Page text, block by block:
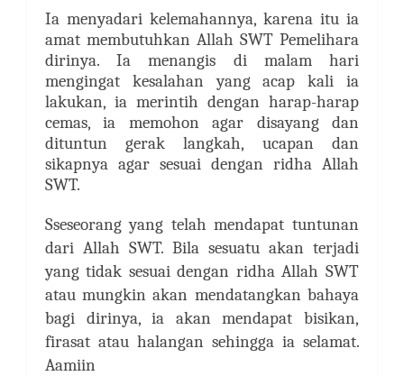
Ia menyadari kelemahannya, karena itu ia
amat membutuhkan Allah SWT Pemelihara
dirinya. Ia menangis di malam hari
mengingat kesalahan yang acap kali ia
lakukan, ia merintih dengan harap-harap
cemas, ia memohon agar disayang dan
dituntun gerak langkah, ucapan dan
sikapnya agar sesuai dengan ridha Allah
SWT.
Sseseorang yang telah mendapat tuntunan
dari Allah SWT. Bila sesuatu akan terjadi
yang tidak sesuai dengan ridha Allah SWT
atau mungkin akan mendatangkan bahaya
bagi dirinya, ia akan mendapat bisikan,
firasat atau halangan sehingga ia selamat.
Aamiin